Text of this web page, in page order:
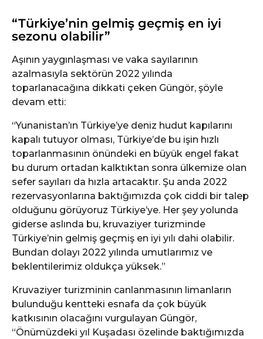
“Türkiye’nin gelmiş geçmiş en iyi
sezonu olabilir”
Aşının yaygınlaşması ve vaka sayılarının
azalmasıyla sektörün 2022 yılında
toparlanacağına dikkati çeken Güngör, şöyle
devam etti:
“Yunanistan’ın Türkiye’ye deniz hudut kapılarını
kapalı tutuyor olması, Türkiye’de bu işin hızlı
toparlanmasının önündeki en büyük engel fakat
bu durum ortadan kalktıktan sonra ülkemize olan
sefer sayıları da hızla artacaktır. Şu anda 2022
rezervasyonlarına baktığımızda çok ciddi bir talep
olduğunu görüyoruz Türkiye’ye. Her şey yolunda
giderse aslında bu, kruvaziyer turizminde
Türkiye’nin gelmiş geçmiş en iyi yılı dahi olabilir.
Bundan dolayı 2022 yılında umutlarımız ve
beklentilerimiz oldukça yüksek.”
Kruvaziyer turizminin canlanmasının limanların
bulunduğu kentteki esnafa da çok büyük
katkısının olacağını vurgulayan Güngör,
“Önümüzdeki yıl Kuşadası özelinde baktığımızda